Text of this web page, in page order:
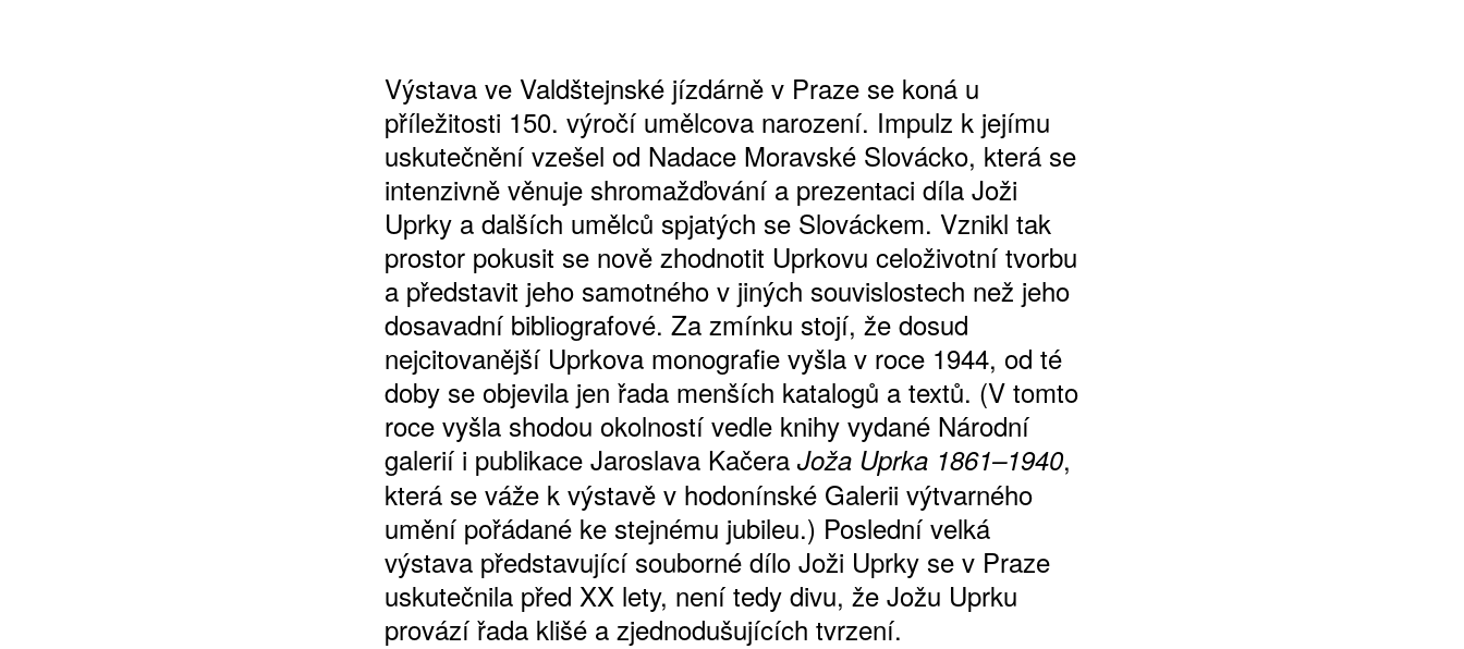
Výstava ve Valdštejnské jízdárně v Praze se koná u
příležitosti 150. výročí umělcova narození. Impulz k jejímu
uskutečnění vzešel od Nadace Moravské Slovácko, která se
intenzivně věnuje shromažďování a prezentaci díla Joži
Uprky a dalších umělců spjatých se Slováckem. Vznikl tak
prostor pokusit se nově zhodnotit Uprkovu celoživotní tvorbu
a představit jeho samotného v jiných souvislostech než jeho
dosavadní bibliografové. Za zmínku stojí, že dosud
nejcitovanější Uprkova monografie vyšla v roce 1944, od té
doby se objevila jen řada menších katalogů a textů. (V tomto
roce vyšla shodou okolností vedle knihy vydané Národní
galerií i publikace Jaroslava Kačera Joža Uprka 1861–1940,
která se váže k výstavě v hodonínské Galerii výtvarného
umění pořádané ke stejnému jubileu.) Poslední velká
výstava představující souborné dílo Joži Uprky se v Praze
uskutečnila před XX lety, není tedy divu, že Jožu Uprku
provází řada klišé a zjednodušujících tvrzení.